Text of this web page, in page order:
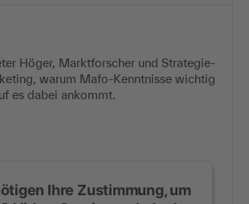
Höger, Marktforscher und Strategie-
warum Mafo-Kenntnisse wichtig
es dabei ankommt.
Ihre Zustimmung, um